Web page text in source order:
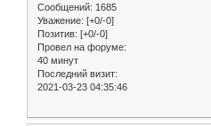
Сообщений: 1685
Уважение: [+0/-0]
Позитив: [+0/-0]
Провел на форуме:
40 минут
Последний визит:
2021-03-23 04:35:46